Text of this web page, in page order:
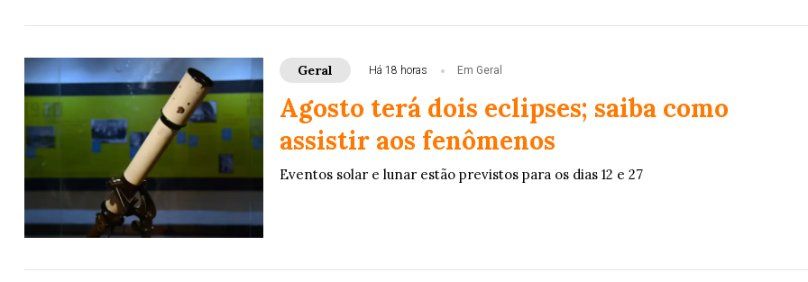
Geral Há 18 horas Em Geral
Agosto terá dois eclipses; saiba como
assistir aos fenômenos
Eventos solar e lunar estão previstos para os dias 12 e 27